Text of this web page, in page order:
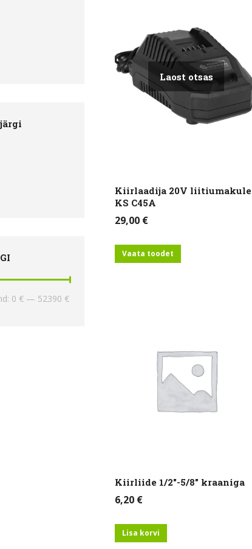
Laost otsas
Kiirlaadija 20V liitiumakule
KS C45A
29,00 €
Vaata toodet
Kiirliide 1/2″-5/8″ kraaniga
6,20 €
Lisa korvi
Minimaalne
Maksimaalne
0 € — 52390 €